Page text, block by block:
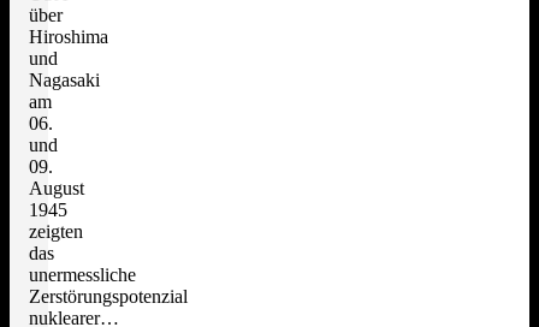
über
Hiroshima
und
Nagasaki
am
06.
und
09.
August
1945
zeigten
das
unermessliche
Zerstörungspotenzial
nuklearer…